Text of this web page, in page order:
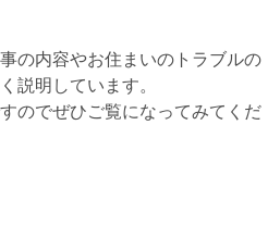
の内容やお住まいのトラブルの
説明しています。
のでぜひご覧になってみてくだ